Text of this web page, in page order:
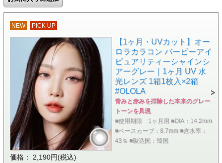
NEW PICK UP
【1ヶ月・UVカット】オー
ロラカラコン バービーアイ
ピュアリティーシャインシ
アーグレー｜1ヶ月 UV 水
光レンズ 1箱1枚入×2箱
#OLOLA
青みと赤みを排除した本来のグレー
トーンを具現
■使用期限 1ヶ月用 ■DIA：14.2mm
■ベースカーブ：8.7mm ■含水率：
43％ ■製造国：韓国
価格： 2,190円(税込)